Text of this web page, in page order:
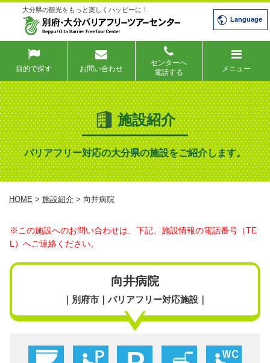
大分県の観光をもっと楽しくハッピーに！
Language
目的で探す お問い合わせ
センターへ
電話する
メニュー
施設紹介
バリアフリー対応の大分県の施設をご紹介します。
HOME > 施設紹介 > 向井病院
※この施設へのお問い合わせは、下記、施設情報の電話番号（TE
L）へご連絡ください。
向井病院
｜別府市｜バリアフリー対応施設｜